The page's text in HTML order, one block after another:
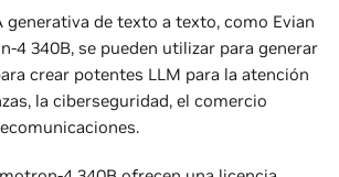
generativa de texto a texto, como Evian
4 340B, se pueden utilizar para generar
crear potentes LLM para la atención
la ciberseguridad, el comercio